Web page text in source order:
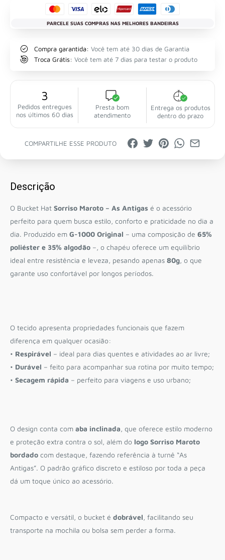
PARCELE SUAS COMPRAS NAS MELHORES BANDEIRAS
Compra garantida: Você tem até 30 dias de Garantia
Troca Grátis: Você tem até 7 dias para testar o produto
3
Pedidos entregues
nos últimos 60 dias
Presta bom
atendimento
Entrega os produtos
dentro do prazo
COMPARTILHE ESSE PRODUTO
Descrição
O Bucket Hat Sorriso Maroto – As Antigas é o acessório
perfeito para quem busca estilo, conforto e praticidade no dia a
dia. Produzido em G-1000 Original – uma composição de 65%
poliéster e 35% algodão –, o chapéu oferece um equilíbrio
ideal entre resistência e leveza, pesando apenas 80g, o que
garante uso confortável por longos períodos.
O tecido apresenta propriedades funcionais que fazem
diferença em qualquer ocasião:
• Respirável – ideal para dias quentes e atividades ao ar livre;
• Durável – feito para acompanhar sua rotina por muito tempo;
• Secagem rápida – perfeito para viagens e uso urbano;
O design conta com aba inclinada, que oferece estilo moderno
e proteção extra contra o sol, além do logo Sorriso Maroto
bordado com destaque, fazendo referência à turnê “As
Antigas”. O padrão gráfico discreto e estiloso por toda a peça
dá um toque único ao acessório.
Compacto e versátil, o bucket é dobrável, facilitando seu
transporte na mochila ou bolsa sem perder a forma.